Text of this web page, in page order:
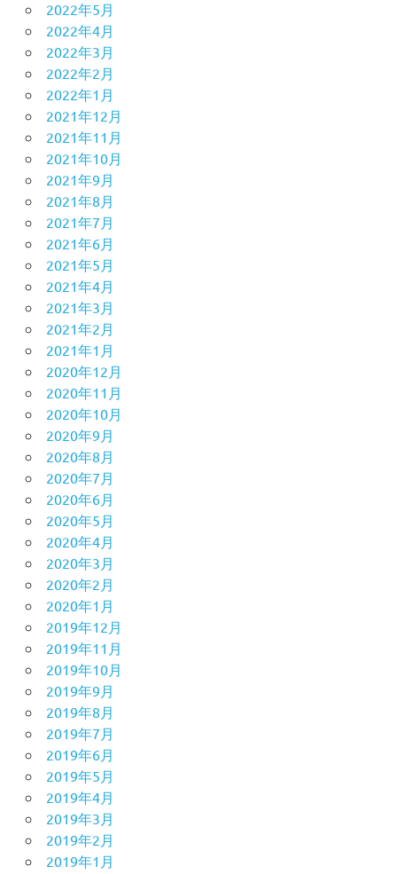
2022年5月
2022年4月
2022年3月
2022年2月
2022年1月
2021年12月
2021年11月
2021年10月
2021年9月
2021年8月
2021年7月
2021年6月
2021年5月
2021年4月
2021年3月
2021年2月
2021年1月
2020年12月
2020年11月
2020年10月
2020年9月
2020年8月
2020年7月
2020年6月
2020年5月
2020年4月
2020年3月
2020年2月
2020年1月
2019年12月
2019年11月
2019年10月
2019年9月
2019年8月
2019年7月
2019年6月
2019年5月
2019年4月
2019年3月
2019年2月
2019年1月